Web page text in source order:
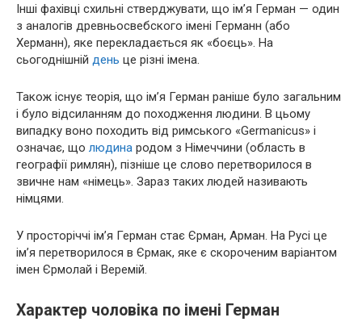
Інші фахівці схильні стверджувати, що ім’я Герман — один
з аналогів древньосвебского імені Германн (або
Херманн), яке перекладається як «боєць». На
сьогоднішній день це різні імена.
Також існує теорія, що ім’я Герман раніше було загальним
і було відсиланням до походження людини. В цьому
випадку воно походить від римського «Germanicus» і
означає, що людина родом з Німеччини (область в
географії римлян), пізніше це слово перетворилося в
звичне нам «німець». Зараз таких людей називають
німцями.
У просторіччі ім’я Герман стає Єрман, Арман. На Русі це
ім’я перетворилося в Єрмак, яке є скороченим варіантом
імен Єрмолай і Веремій.
Характер чоловіка по імені Герман